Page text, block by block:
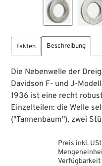
Fakten Beschreibung
Die Nebenwelle der
Davidson F- und J-
1936 ist eine recht
Einzelteilen: die Welle
("Tannenbaum"), zwei
Preis inkl.